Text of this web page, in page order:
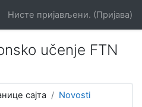
Нисте пријављени. (Пријава)
učenje FTN
сајта
Novosti